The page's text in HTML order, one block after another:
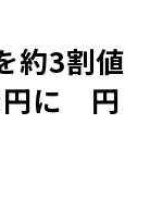
約3割値
円に 円